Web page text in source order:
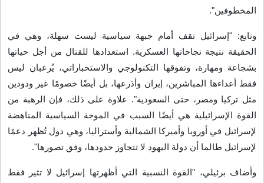
المخطوفين".
وتابع: "إسرائيل تقف أمام جبهة سياسية ليست سهلة، وهي في
الحقيقة نتيجة نجاحاتها العسكرية. استعدادها للقتال من أجل حياتها
بشجاعة ومهارة، وتفوقها التكنولوجي والاستخباراتي، يُرعبان ليس
فقط أعداءها المباشرين، إيران وأذرعها، بل أيضًا خصومًا غير ودودين
مثل تركيا ومصر، حتى السعودية". علاوة على ذلك، فإن الرهبة من
القوة الإسرائيلية هي أيضًا السبب في الموجة السياسية المناهضة
لإسرائيل في أوروبا وأميركا الشمالية وأستراليا، وهي دول تُظهر دعمًا
لإسرائيل طالما أن دولة اليهود لا تتجاوز حدودها، وفق تصورها".
وأضاف برئيلي، "القوة النسبية التي أظهرتها إسرائيل لا تثير فقط